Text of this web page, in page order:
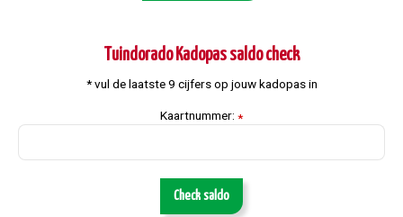
Tuindorado Kadopas saldo check
* vul de laatste 9 cijfers op jouw kadopas in
Kaartnummer: *
Check saldo